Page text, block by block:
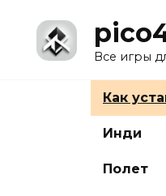
содержанию
Все игры
Как
Инди
Полет